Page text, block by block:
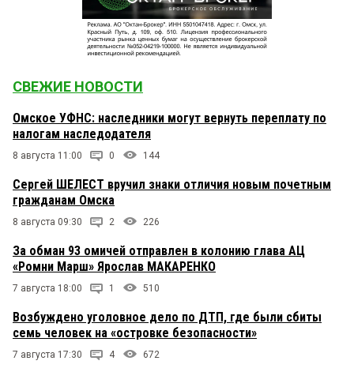
СВЕЖИЕ НОВОСТИ
Омское УФНС: наследники могут вернуть переплату по
налогам наследодателя
8 августа 11:00 0 144
Сергей ШЕЛЕСТ вручил знаки отличия новым почетным
гражданам Омска
8 августа 09:30 2 226
За обман 93 омичей отправлен в колонию глава АЦ
«Ромни Марш» Ярослав МАКАРЕНКО
7 августа 18:00 1 510
Возбуждено уголовное дело по ДТП, где были сбиты
семь человек на «островке безопасности»
7 августа 17:30 4 672